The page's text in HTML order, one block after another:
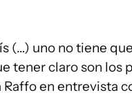
(…) uno no tiene
tener claro son los
en entrevista